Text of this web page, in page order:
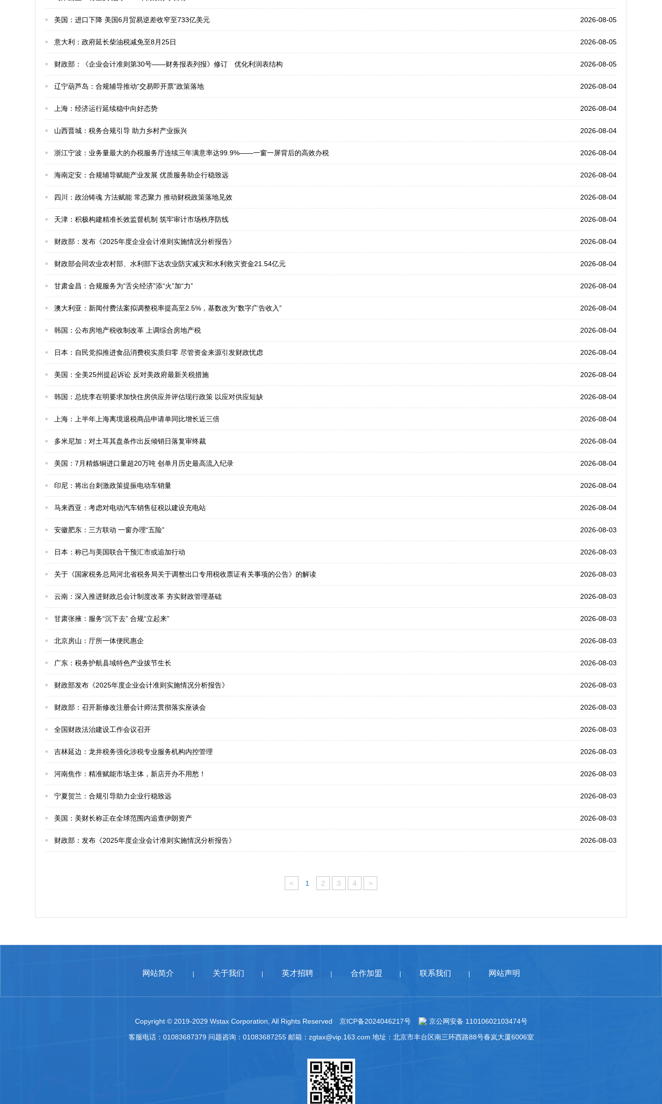
美国：进口下降 美国6月贸易逆差收窄至733亿美元 2026-08-05
​意大利：政府延长柴油税减免至8月25日 2026-08-05
​财政部：《企业会计准则第30号——财务报表列报》修订 优化利润表结构 2026-08-05
辽宁葫芦岛：合规辅导推动“交易即开票”政策落地 2026-08-04
上海：经济运行延续稳中向好态势 2026-08-04
山西晋城：税务合规引导 助力乡村产业振兴 2026-08-04
浙江宁波：业务量最大的办税服务厅连续三年满意率达99.9%——一窗一屏背后的高效办税 2026-08-04
海南定安：合规辅导赋能产业发展 优质服务助企行稳致远 2026-08-04
四川：政治铸魂 方法赋能 常态聚力 推动财税政策落地见效 2026-08-04
天津：积极构建精准长效监督机制 筑牢审计市场秩序防线 2026-08-04
财政部：发布《2025年度企业会计准则实施情况分析报告》 2026-08-04
财政部会同农业农村部、水利部下达农业防灾减灾和水利救灾资金21.54亿元 2026-08-04
甘肃金昌：合规服务为“舌尖经济”添“火”加“力” 2026-08-04
​澳大利亚：新闻付费法案拟调整税率提高至2.5%，基数改为“数字广告收入” 2026-08-04
​韩国：公布房地产税收制改革 上调综合房地产税 2026-08-04
​日本：自民党拟推进食品消费税实质归零 尽管资金来源引发财政忧虑 2026-08-04
美国：​全美25州提起诉讼 反对美政府最新关税措施 2026-08-04
​韩国：总统李在明要求加快住房供应并评估现行政策 以应对供应短缺 2026-08-04
​上海：上半年上海离境退税商品申请单同比增长近三倍 2026-08-04
​多米尼加：对土耳其盘条作出反倾销日落复审终裁 2026-08-04
​美国：7月精炼铜进口量超20万吨 创单月历史最高流入纪录 2026-08-04
​印尼：将出台刺激政策提振电动车销量 2026-08-04
​马来西亚：考虑对电动汽车销售征税以建设充电站 2026-08-04
安徽肥东：三方联动 一窗办理“五险” 2026-08-03
​日本：称已与美国联合干预汇市或追加行动 2026-08-03
关于《国家税务总局河北省税务局关于调整出口专用税收票证有关事项的公告》的解读 2026-08-03
云南：深入推进财政总会计制度改革 夯实财政管理基础 2026-08-03
甘肃张掖：服务“沉下去” 合规“立起来” 2026-08-03
北京房山：厅所一体便民惠企 2026-08-03
广东：税务护航县域特色产业拔节生长 2026-08-03
财政部发布《2025年度企业会计准则实施情况分析报告》 2026-08-03
财政部：召开新修改注册会计师法贯彻落实座谈会 2026-08-03
全国财政法治建设工作会议召开 2026-08-03
吉林延边：龙井税务强化涉税专业服务机构内控管理 2026-08-03
河南焦作：精准赋能市场主体，新店开办不用愁！ 2026-08-03
宁夏贺兰：合规引导助力企业行稳致远 2026-08-03
美国：​美财长称正在全球范围内追查伊朗资产 2026-08-03
​财政部：发布《2025年度企业会计准则实施情况分析报告》 2026-08-03
< 1 2 3 4 >
网站简介 关于我们 英才招聘 合作加盟 联系我们 网站声明
Copyright © 2019-2029 Wstax Corporation, All Rights Reserved 京ICP备2024046217号
京公网安备 11010602103474号
客服电话：01083687379 问题咨询：01083687255 邮箱：zgtax@vip.163.com 地址：北京市丰台区南三环西路88号春岚大厦6006室